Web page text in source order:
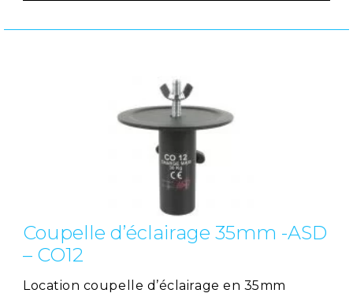
Coupelle d’éclairage 35mm -ASD
– CO12
Location coupelle d’éclairage en 35mm